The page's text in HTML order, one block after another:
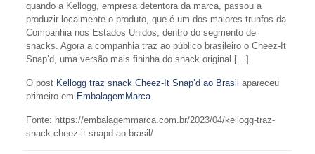
quando a Kellogg, empresa detentora da marca, passou a
produzir localmente o produto, que é um dos maiores trunfos da
Companhia nos Estados Unidos, dentro do segmento de
snacks. Agora a companhia traz ao público brasileiro o Cheez-It
Snap’d, uma versão mais fininha do snack original […]
O post Kellogg traz snack Cheez-It Snap’d ao Brasil apareceu
primeiro em EmbalagemMarca.
Fonte: https://embalagemmarca.com.br/2023/04/kellogg-traz-
snack-cheez-it-snapd-ao-brasil/